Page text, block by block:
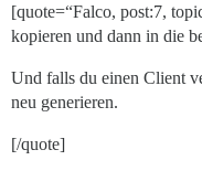
[quote=“Falco, post:7,
kopieren und dann in die
Und falls du einen Client
neu generieren.
[/quote]